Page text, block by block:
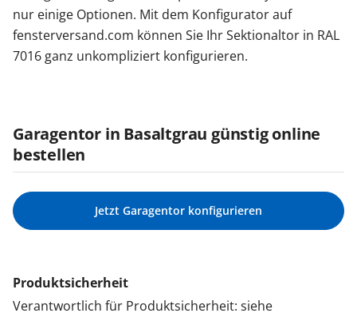
nur einige Optionen. Mit dem Konfigurator auf
fensterversand.com können Sie Ihr Sektionaltor in RAL
7016 ganz unkompliziert konfigurieren.
Garagentor in Basaltgrau günstig online
bestellen
Jetzt Garagentor konfigurieren
Produktsicherheit
Verantwortlich für Produktsicherheit: siehe